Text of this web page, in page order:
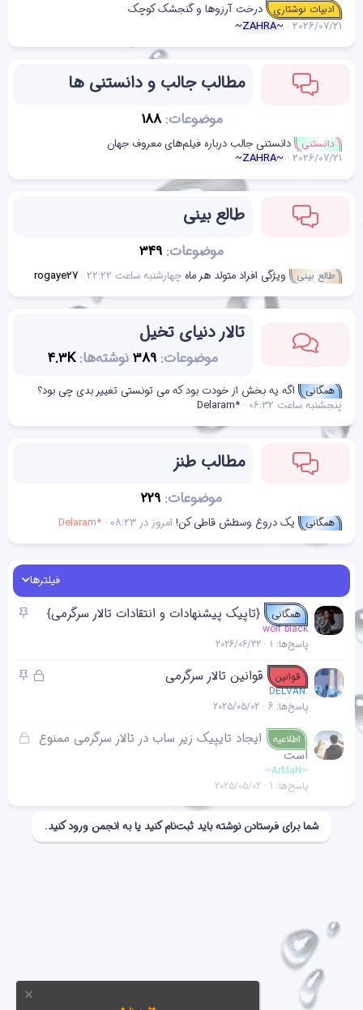
ادبیات نوشتاری
درخت آرزوها و گنجشک کوچک
2026/07/21
~ZAHRA~
مطالب جالب و دانستنی ها
موضوعات 188
دانستنی
دانستنی جالب درباره فیلم‌های معروف جهان
2026/07/21
~ZAHRA~
طالع بینی
موضوعات 349
طالع بینی ویژگی افراد متولد هر ماه چهارشنبه ساعت 22:22 rogaye2۷
تالار دنیای تخیل
موضوعات 389نوشته‌ها 4.3K
همگانی
اگه یه بخش از خودت بود که می تونستی تغییر بدی چی بود؟
پنجشنبه ساعت 06:32
Delaram*
مطالب طنز
موضوعات 229
همگانی یک دروغ وسطش قاطی کن! امروز در 08:23 Delaram*
فیلترها
چ
ن
همگانی {تاپیک پیشنهادات و انتقادات تالار سرگرمی}
wolf black
پاسخ‌ها 1
2026/06/22
ق
د
چ
ن
قوانین قوانین تالار سرگرمی
DELVAN.
پاسخ‌ها 6
2025/05/02
ق
د
اطلاعیه
ایجاد تایپیک زیر ساب در تالار سرگرمی ممنوع
است
~ArMaN~
پاسخ‌ها 1
2025/05/02
شما برای فرستادن نوشته باید ثبت‌نام کنید یا به انجمن ورود کنید.